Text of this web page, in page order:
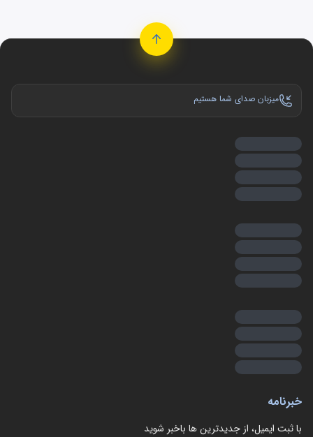
میزبان صدای شما هستیم
خبرنامه
با ثبت ایمیل، از جدید‌ترین ها با‌خبر شوید